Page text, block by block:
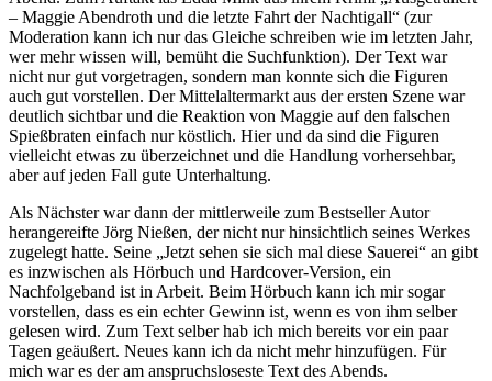
– Maggie Abendroth und die letzte Fahrt der Nachtigall“ (zur
Moderation kann ich nur das Gleiche schreiben wie im letzten Jahr,
wer mehr wissen will, bemüht die Suchfunktion). Der Text war
nicht nur gut vorgetragen, sondern man konnte sich die Figuren
auch gut vorstellen. Der Mittelaltermarkt aus der ersten Szene war
deutlich sichtbar und die Reaktion von Maggie auf den falschen
Spießbraten einfach nur köstlich. Hier und da sind die Figuren
vielleicht etwas zu überzeichnet und die Handlung vorhersehbar,
aber auf jeden Fall gute Unterhaltung.
Als Nächster war dann der mittlerweile zum Bestseller Autor
herangereifte Jörg Nießen, der nicht nur hinsichtlich seines Werkes
zugelegt hatte. Seine „Jetzt sehen sie sich mal diese Sauerei“ an gibt
es inzwischen als Hörbuch und Hardcover-Version, ein
Nachfolgeband ist in Arbeit. Beim Hörbuch kann ich mir sogar
vorstellen, dass es ein echter Gewinn ist, wenn es von ihm selber
gelesen wird. Zum Text selber hab ich mich bereits vor ein paar
Tagen geäußert. Neues kann ich da nicht mehr hinzufügen. Für
mich war es der am anspruchsloseste Text des Abends.